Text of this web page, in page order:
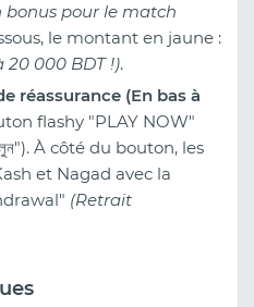
bonus pour le match
le montant en jaune :
20 000 BDT !).
réassurance (En bas à
flashy "PLAY NOW"
À côté du bouton, les
et Nagad avec la
(Retrait